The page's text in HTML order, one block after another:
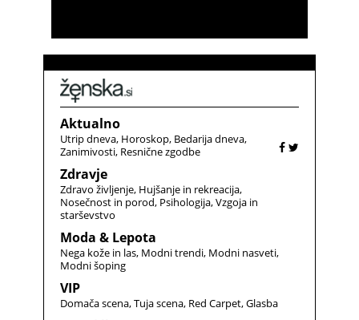
Aktualno
Utrip dneva Horoskop Bedarija dneva
Zanimivosti Resnične zgodbe
Zdravje
Zdravo življenje Hujšanje in rekreacija
Nosečnost in porod Psihologija Vzgoja in
starševstvo
Moda & Lepota
Nega kože in las Modni trendi Modni nasveti
Modni šoping
VIP
Domača scena Tuja scena Red Carpet Glasba